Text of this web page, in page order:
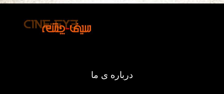
درباره ی ما